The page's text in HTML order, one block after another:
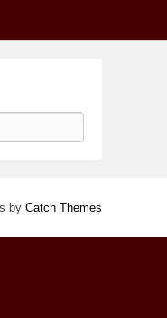
by Catch Themes